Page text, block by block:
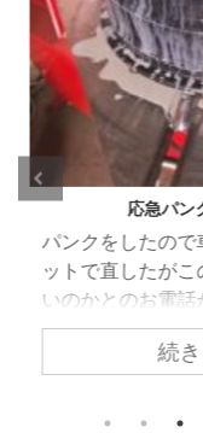
理キ
車載
応急
VW パサー
VW パサ
受け入れ検
れた跡を
れては乾い
でしたの
を取り外